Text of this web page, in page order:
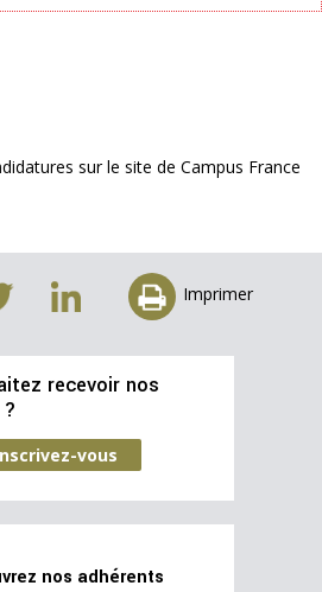
sur le site de Campus France
Imprimer
recevoir nos
vous
nos adhérents